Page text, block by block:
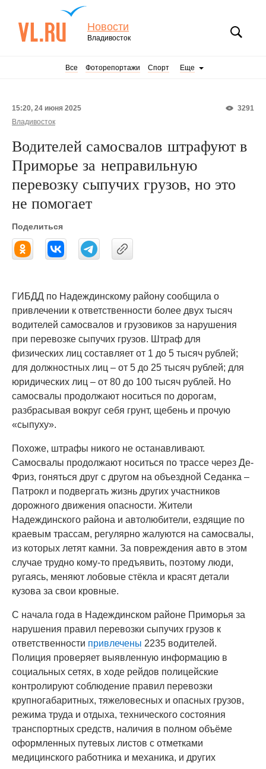
Новости
Владивосток
Все Фоторепортажи Спорт Еще
3291
15:20, 24 июня 2025
Владивосток
Водителей самосвалов штрафуют в
Приморье за неправильную
перевозку сыпучих грузов, но это
не помогает
Поделиться
ГИБДД по Надеждинскому району сообщила о
привлечении к ответственности более двух тысяч
водителей самосвалов и грузовиков за нарушения
при перевозке сыпучих грузов. Штраф для
физических лиц составляет от 1 до 5 тысяч рублей;
для должностных лиц – от 5 до 25 тысяч рублей; для
юридических лиц – от 80 до 100 тысяч рублей. Но
самосвалы продолжают носиться по дорогам,
разбрасывая вокруг себя грунт, щебень и прочую
«сыпуху».
Похоже, штрафы никого не останавливают.
Самосвалы продолжают носиться по трассе через Де-
Фриз, гоняться друг с другом на объездной Седанка –
Патрокл и подвергать жизнь других участников
дорожного движения опасности. Жители
Надеждинского района и автолюбители, ездящие по
краевым трассам, регулярно жалуются на самосвалы,
из которых летят камни. За повреждения авто в этом
случае трудно кому-то предъявить, поэтому люди,
ругаясь, меняют лобовые стёкла и красят детали
кузова за свои кровные.
С начала года в Надеждинском районе Приморья за
нарушения правил перевозки сыпучих грузов к
ответственности привлечены 2235 водителей.
Полиция проверяет выявленную информацию в
социальных сетях, в ходе рейдов полицейские
контролируют соблюдение правил перевозки
крупногабаритных, тяжеловесных и опасных грузов,
режима труда и отдыха, технического состояния
транспортных средств, наличия в полном объёме
оформленных путевых листов с отметками
медицинского работника и механика, и других